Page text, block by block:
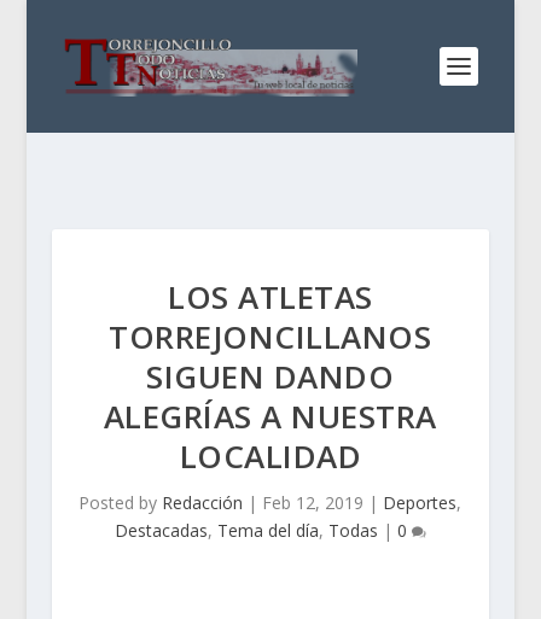
LOS ATLETAS
TORREJONCILLANOS
SIGUEN DANDO
ALEGRÍAS A NUESTRA
LOCALIDAD
Posted by Redacción | Feb 12, 2019 | Deportes,
Destacadas, Tema del día, Todas | 0